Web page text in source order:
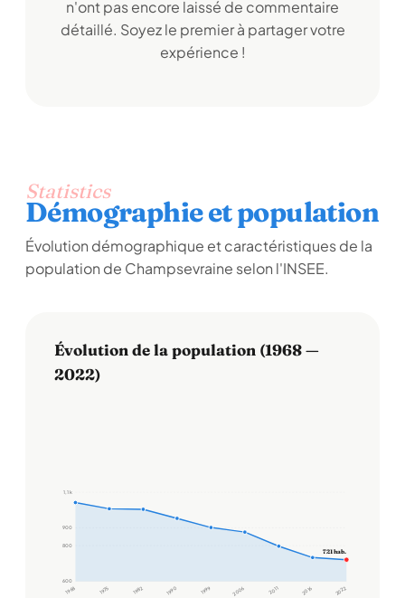
n'ont pas encore laissé de commentaire
détaillé. Soyez le premier à partager votre
expérience !
Statistics
Démographie et population
Évolution démographique et caractéristiques de la
population de Champsevraine selon l'INSEE.
Évolution de la population (1968 —
2022)
600
800
900
1,1 k
1968 1975 1982 1990 1999 2006 2011 2016 2022
721 hab.